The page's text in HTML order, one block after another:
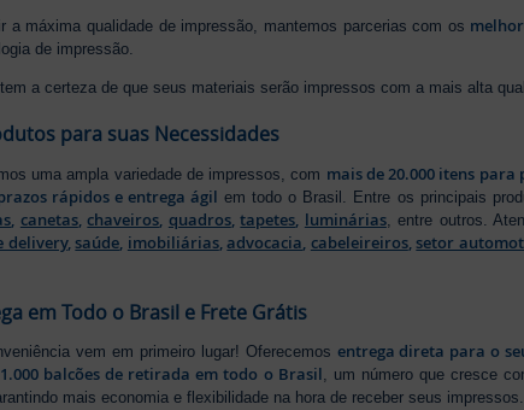
a máxima qualidade de impressão, mantemos parcerias com os
de impressão.
a certeza de que seus materiais serão impressos com a mais alta
para suas Necessidades
uma ampla variedade de impressos, com mais de 20.000 itens para
rápidos e entrega ágil em todo o Brasil. Entre os principais
, canetas,chaveiros, quadros,tapetes, luminárias, entre outros.
delivery, saúde, imobiliárias,advocacia, cabeleireiros, setor
em Todo o Brasil e Frete Grátis
vem em primeiro lugar! Oferecemos entrega direta para o
balcões de retirada em todo o Brasil, um número que cresce
mais economia e flexibilidade na hora de receber seus impressos.